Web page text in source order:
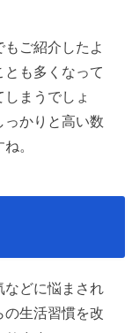
ご紹介したよ
も多くなって
まうでしょ
っかりと高い数
。
などに悩まされ
の生活習慣を改